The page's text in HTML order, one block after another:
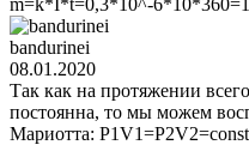
m=k*I*t=0,3*10^-
bandurinei
08.01.2020
Так как на протяжении
постоянна, то мы можем
Мариотта: P1V1=P2V2=const